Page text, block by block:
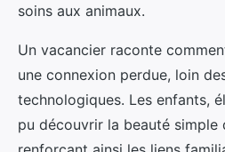
soins aux animaux.
Un vacancier raconte
une connexion perdue, loin
technologiques. Les enfants,
pu découvrir la beauté simple